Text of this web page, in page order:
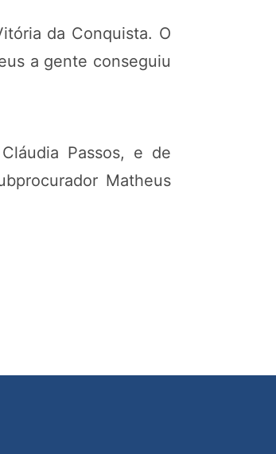
da Conquista. O
a gente conseguiu
Passos, e de
Matheus